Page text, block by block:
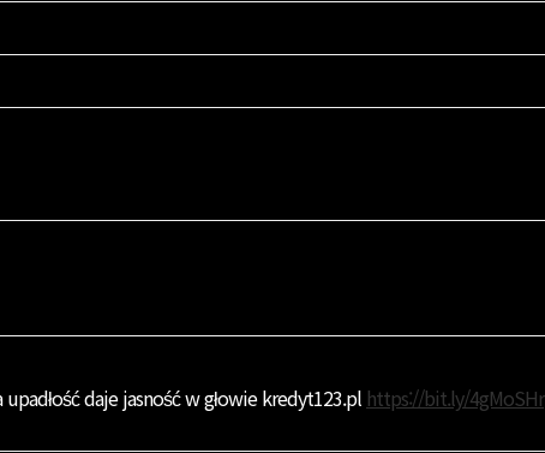
daje jasność w głowie kredyt123.pl https://bit.ly/4gMoSHr